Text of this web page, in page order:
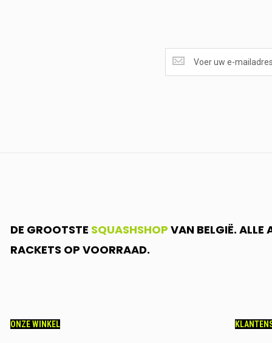
ONTVANGEN?
<br>SCHRIJF
DE GROOTSTE SQUASHSHOP VAN BELGIË.
RACKETS OP VOORRAAD.
ONZE WINKEL